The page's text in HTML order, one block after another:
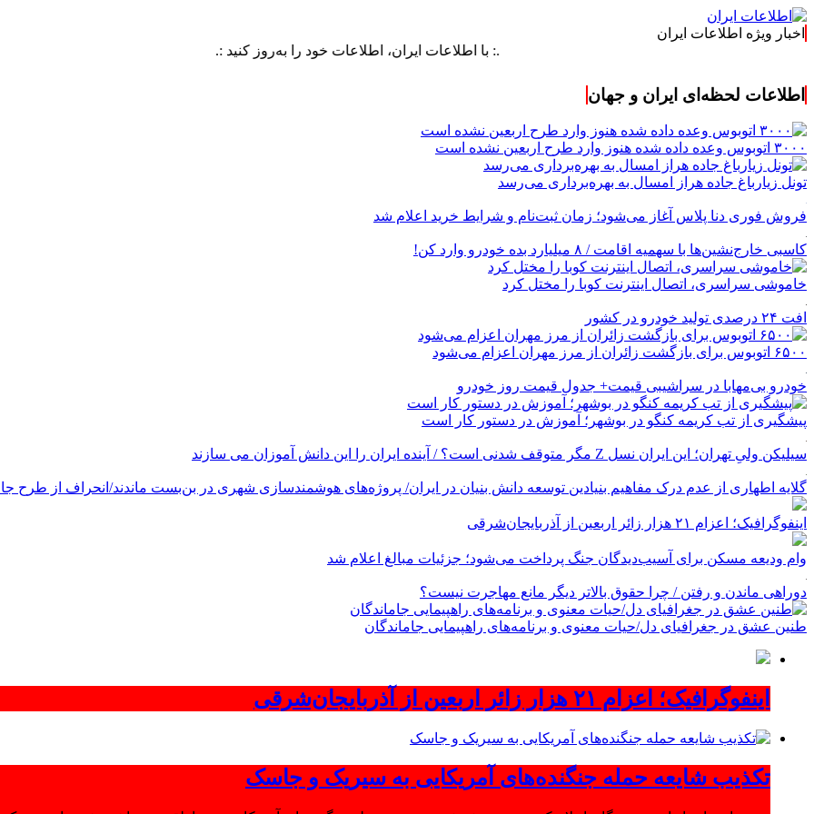
اخبار ویژه اطلاعات ایران
.: با اطلاعات ایران، اطلاعات خود را به‌روز کنید :.
اطلاعات لحظه‌ای ایران و جهان
۳۰۰۰ اتوبوس وعده داده شده هنوز وارد طرح اربعین نشده است
تونل زیارباغ جاده هراز امسال به بهره‌برداری می‌رسد
فروش فوری دنا پلاس آغاز می‌شود؛ زمان ثبت‌نام و شرایط خرید اعلام شد
کاسبی خارج‌نشین‌ها با سهمیه اقامت / ۸ میلیارد بده خودرو وارد کن!
خاموشی سراسری، اتصال اینترنت کوبا را مختل کرد
افت ۲۴ درصدی تولید خودرو در کشور
۶۵۰۰ اتوبوس برای بازگشت زائران از مرز مهران اعزام می‌شود
خودرو بی‌مهابا در سراشیبی قیمت+ جدول قیمت روز خودرو
پیشگیری از تب کریمه کنگو در بوشهر؛ آموزش در دستور کار است
سیلیکن ولیِ تهران؛ این ایران نسل Z مگر متوقف شدنی است؟ / آینده ایران را این دانش آموزان می سازند
گلایه اطهاری از عدم درک مفاهیم بنیادین توسعه دانش بنیان در ایران/ پروژه‌های هوشمندسازی شهری در بن‌بست ماندند/انحراف از طرح جامع ۱۳۸۶ به کشور
اینفوگرافیک؛ اعزام ۲۱ هزار زائر اربعین از آذربایجان‌شرقی
وام ودیعه مسکن برای آسیب‌دیدگان جنگ پرداخت می‌شود؛ جزئیات مبالغ اعلام شد
دوراهی ماندن و رفتن / چرا حقوق بالاتر دیگر مانع مهاجرت نیست؟
طنین عشق در جغرافیای دل/حیات معنوی و برنامه‌های راهپیمایی جاماندگان
اینفوگرافیک؛ اعزام ۲۱ هزار زائر اربعین از آذربایجان‌شرقی
تکذیب شایعه حمله جنگنده‌های آمریکایی به سیریک و جاسک